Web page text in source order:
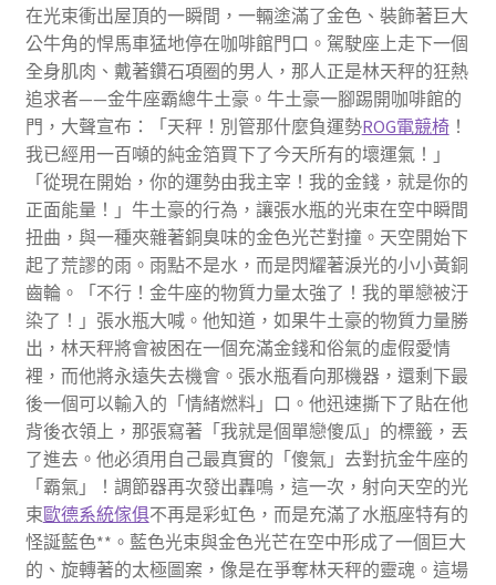
在光束衝出屋頂的一瞬間，一輛塗滿了金色、裝飾著巨大
公牛角的悍馬車猛地停在咖啡館門口。駕駛座上走下一個
全身肌肉、戴著鑽石項圈的男人，那人正是林天秤的狂熱
追求者——金牛座霸總牛土豪。牛土豪一腳踢開咖啡館的
門，大聲宣布：「天秤！別管那什麼負運勢ROG電競椅！
我已經用一百噸的純金箔買下了今天所有的壞運氣！」
「從現在開始，你的運勢由我主宰！我的金錢，就是你的
正面能量！」牛土豪的行為，讓張水瓶的光束在空中瞬間
扭曲，與一種夾雜著銅臭味的金色光芒對撞。天空開始下
起了荒謬的雨。雨點不是水，而是閃耀著淚光的小小黃銅
齒輪。「不行！金牛座的物質力量太強了！我的單戀被汙
染了！」張水瓶大喊。他知道，如果牛土豪的物質力量勝
出，林天秤將會被困在一個充滿金錢和俗氣的虛假愛情
裡，而他將永遠失去機會。張水瓶看向那機器，還剩下最
後一個可以輸入的「情緒燃料」口。他迅速撕下了貼在他
背後衣領上，那張寫著「我就是個單戀傻瓜」的標籤，丟
了進去。他必須用自己最真實的「傻氣」去對抗金牛座的
「霸氣」！調節器再次發出轟鳴，這一次，射向天空的光
束歐德系統傢俱不再是彩虹色，而是充滿了水瓶座特有的
怪誕藍色**。藍色光束與金色光芒在空中形成了一個巨大
的、旋轉著的太極圖案，像是在爭奪林天秤的靈魂。這場